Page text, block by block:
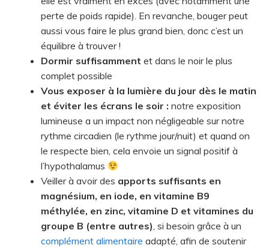
perte de poids rapide). En revanche, bouger peut
aussi vous faire le plus grand bien, donc c’est un
équilibre à trouver !
Dormir suffisamment et dans le noir le plus
complet possible
Vous exposer à la lumière du jour dès le matin
et éviter les écrans le soir : notre exposition
lumineuse a un impact non négligeable sur notre
rythme circadien (le rythme jour/nuit) et quand on
le respecte bien, cela envoie un signal positif à
l’hypothalamus
Veiller à avoir des apports suffisants en
magnésium, en iode, en vitamine B9
méthylée, en zinc, vitamine D et vitamines du
groupe B (entre autres), si besoin grâce à un
complément alimentaire adapté, afin de soutenir